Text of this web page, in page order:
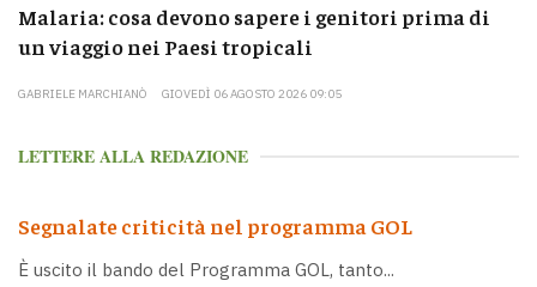
Malaria: cosa devono sapere i genitori prima di
un viaggio nei Paesi tropicali
GABRIELE MARCHIANÒ GIOVEDÌ 06 AGOSTO 2026 09:05
LETTERE ALLA REDAZIONE
Segnalate criticità nel programma GOL
È uscito il bando del Programma GOL, tanto...